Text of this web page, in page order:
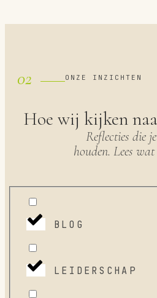
02 ONZE INZICHTEN
Hoe wij kijken
Reflecties die
houden. Lees wat
BLOG
LEIDERSCHAP